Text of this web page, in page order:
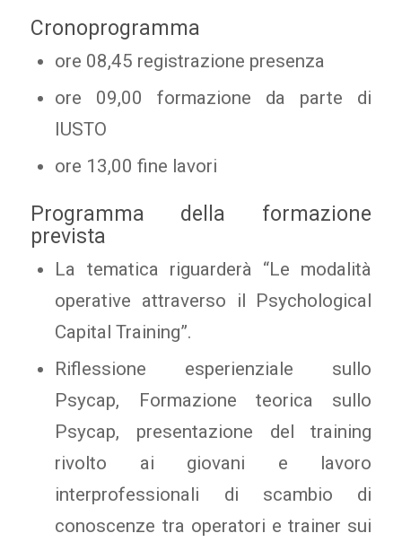
Cronoprogramma
ore 08,45 registrazione presenza
ore 09,00 formazione da parte di
IUSTO
ore 13,00 fine lavori
Programma della formazione
prevista
La tematica riguarderà “Le modalità
operative attraverso il Psychological
Capital Training”.
Riflessione esperienziale sullo
Psycap, Formazione teorica sullo
Psycap, presentazione del training
rivolto ai giovani e lavoro
interprofessionali di scambio di
conoscenze tra operatori e trainer sui